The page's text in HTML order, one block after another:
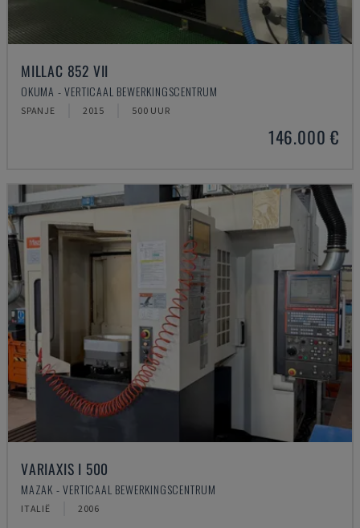
MILLAC 852 VII
OKUMA - VERTICAAL BEWERKINGSCENTRUM
SPANJE 2015 500 UUR
146.000 €
VARIAXIS I 500
MAZAK - VERTICAAL BEWERKINGSCENTRUM
ITALIË 2006